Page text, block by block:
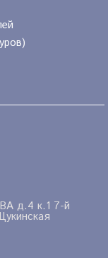
д.4 к.1 7-й